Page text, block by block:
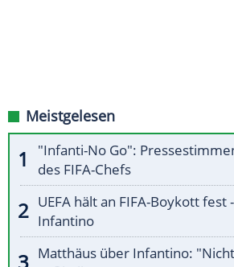
Meistgelesen
"Infanti-No Go":
des FIFA-Chefs
UEFA hält an FIFA-Boykott fest
Infantino
Matthäus über Infantino: